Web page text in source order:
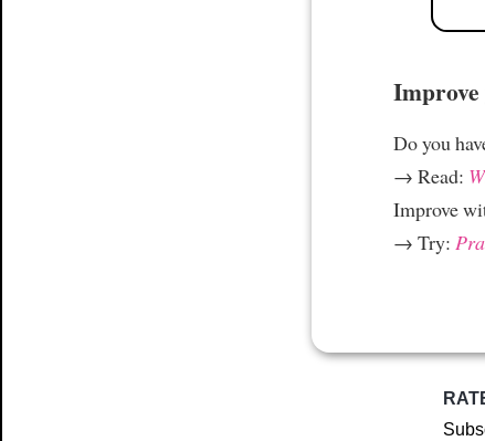
Improve
Do you
→ Read:
Improve
→ Try: